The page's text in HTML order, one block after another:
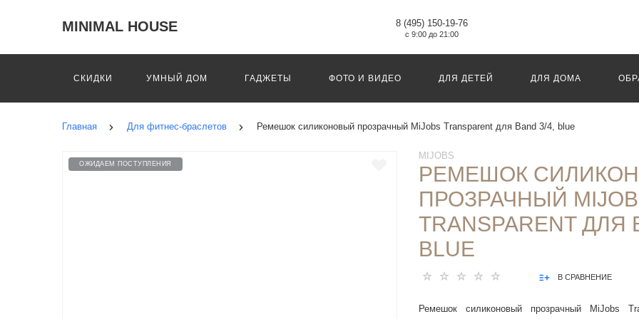
MINIMAL HOUSE 8 (495) 150-19-76
с 9:00 до 21:00
СКИДКИ УМНЫЙ ДОМ ГАДЖЕТЫ ФОТО И ВИДЕО ДЛЯ ДЕТЕЙ ДЛЯ ДОМА
Главная Для фитнес-браслетов Ремешок силиконовый прозрачный MiJobs Transparent для Band 3/4, blue
ОЖИДАЕМ ПОСТУПЛЕНИЯ
MIJOBS
РЕМЕШОК
ПРОЗРАЧНЫЙ
TRANSPARENT ДЛЯ
BLUE
В СРАВНЕНИЕ
Ремешок силиконовый прозрачный MiJobs